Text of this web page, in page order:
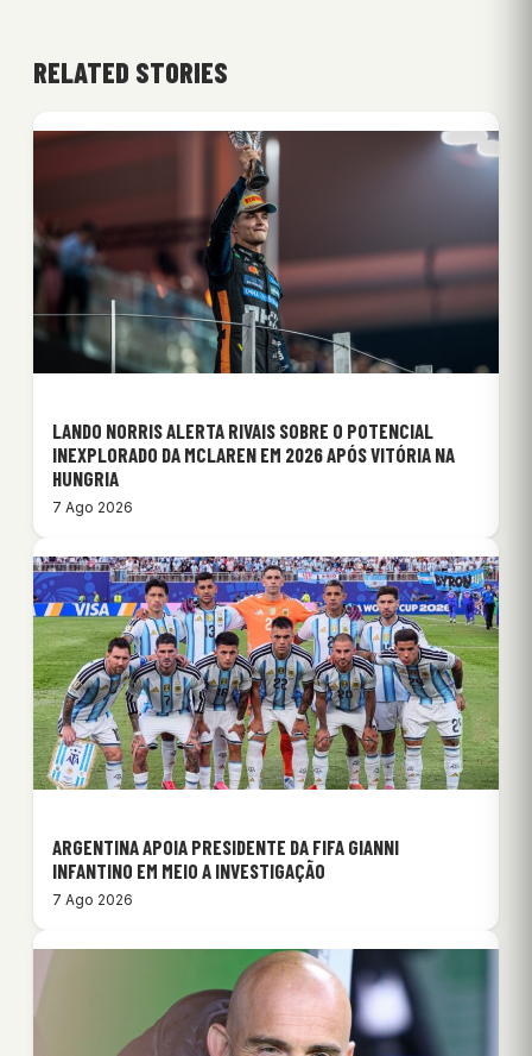
RELATED STORIES
LANDO NORRIS ALERTA RIVAIS SOBRE O POTENCIAL
INEXPLORADO DA MCLAREN EM 2026 APÓS VITÓRIA NA
HUNGRIA
7 Ago 2026
ARGENTINA APOIA PRESIDENTE DA FIFA GIANNI
INFANTINO EM MEIO A INVESTIGAÇÃO
7 Ago 2026